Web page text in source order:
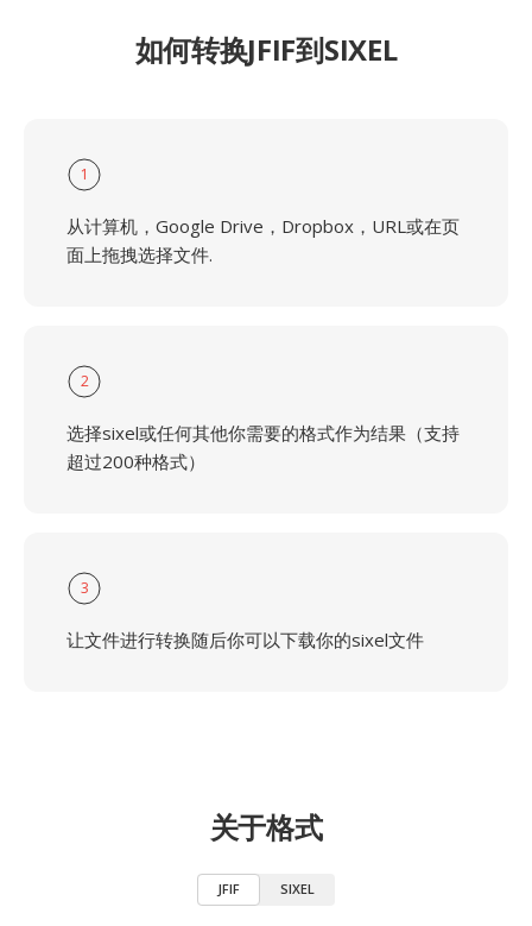
如何转换JFIF到SIXEL
1
从计算机，Google Drive，Dropbox，URL或在页
面上拖拽选择文件.
2
选择sixel或任何其他你需要的格式作为结果（支持
超过200种格式）
3
让文件进行转换随后你可以下载你的sixel文件
关于格式
JFIF SIXEL